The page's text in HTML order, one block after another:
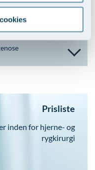
Prisliste
inden for hjerne- og
rygkirurgi